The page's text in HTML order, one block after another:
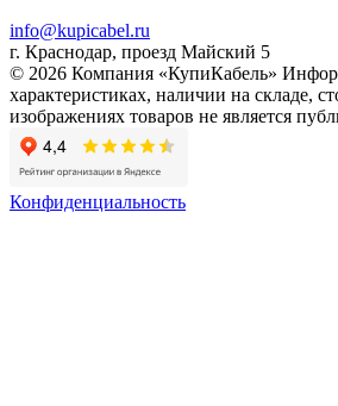
info@kupicabel.ru
г. Краснодар, проезд Майский 5
© 2026 Компания «КупиКабель»
характеристиках, наличии на складе,
изображениях товаров не является
Конфиденциальность